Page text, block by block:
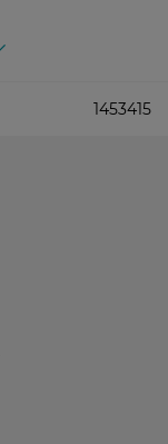
1453415